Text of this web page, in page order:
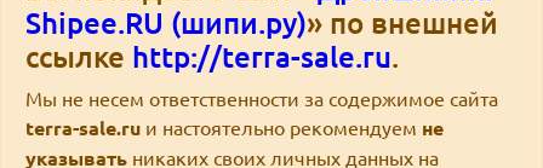
Shipee.RU (шипи.ру)» по внешней
ссылке http://terra-sale.ru.
Мы не несем ответственности за содержимое сайта
terra-sale.ru и настоятельно рекомендуем не
указывать никаких своих личных данных на